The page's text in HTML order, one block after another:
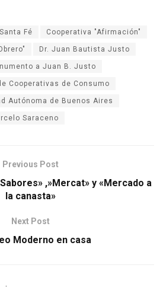
Fé Cooperativa "Afirmación"
Dr. Juan Bautista Justo
a Juan B. Justo
Cooperativas de Consumo
Autónoma de Buenos Aires
Saraceno
Previous Post
,»Mercat» y «Mercado a
la canasta»
Next Post
Moderno en casa